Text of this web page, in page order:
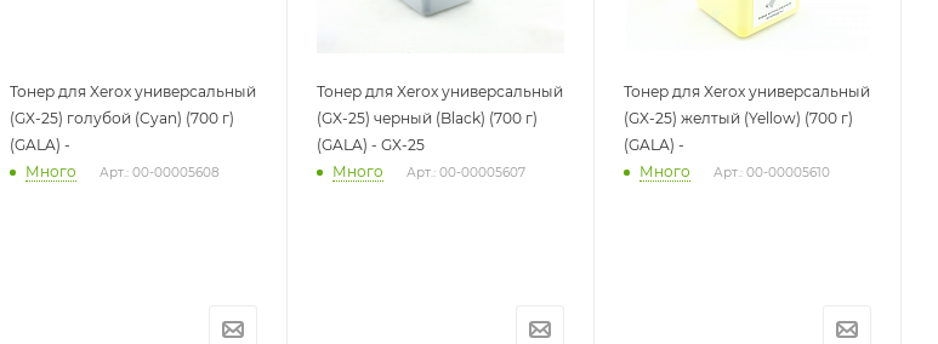
Тонер для Xerox универсальный
(GX-25) голубой (Cyan) (700 г)
(GALA) -
Много
Арт.: 00-00005608
Тонер для Xerox универсальный
(GX-25) черный (Black) (700 г)
(GALA) - GX-25
Много
Арт.: 00-00005607
Тонер для Xerox универсальный
(GX-25) желтый (Yellow) (700 г)
(GALA) -
Много
Арт.: 00-00005610